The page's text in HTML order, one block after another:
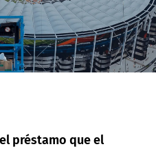
préstamo que el